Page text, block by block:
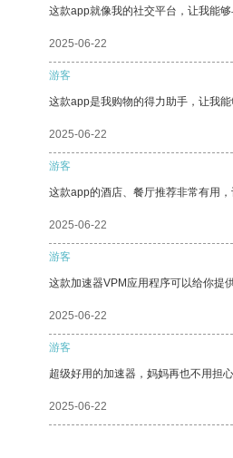
这款app就像我的社交平台，让我能够
2025-06-22
游客
这款app是我购物的得力助手，让我
2025-06-22
游客
这款app的酒店、餐厅推荐非常有用
2025-06-22
游客
这款加速器VPM应用程序可以给你提
2025-06-22
游客
超级好用的加速器，妈妈再也不用担
2025-06-22